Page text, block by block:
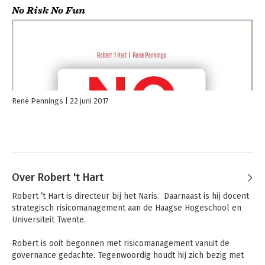
No Risk No Fun
René Pennings 22 juni 2017
Over Robert 't Hart
Robert ’t Hart is directeur bij het Naris.  Daarnaast is hij docent
strategisch risicomanagement aan de Haagse Hogeschool en
Universiteit Twente.
Robert is ooit begonnen met risicomanagement vanuit de
governance gedachte. Tegenwoordig houdt hij zich bezig met